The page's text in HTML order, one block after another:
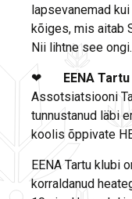
lapsevanemad
kõiges, mis aitab
Nii lihtne see ongi.
❤ EENA
Assotsiatsiooni
tunnustanud läbi
koolis õppivate
EENA Tartu klubi
korraldanud